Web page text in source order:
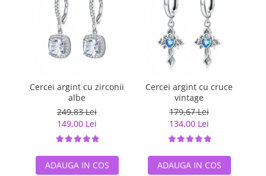
Cercei argint cu zirconii
albe
249,83 Lei
149,00 Lei
ADAUGA IN COS
Cercei argint cu cruce
vintage
179,67 Lei
134,00 Lei
ADAUGA IN COS